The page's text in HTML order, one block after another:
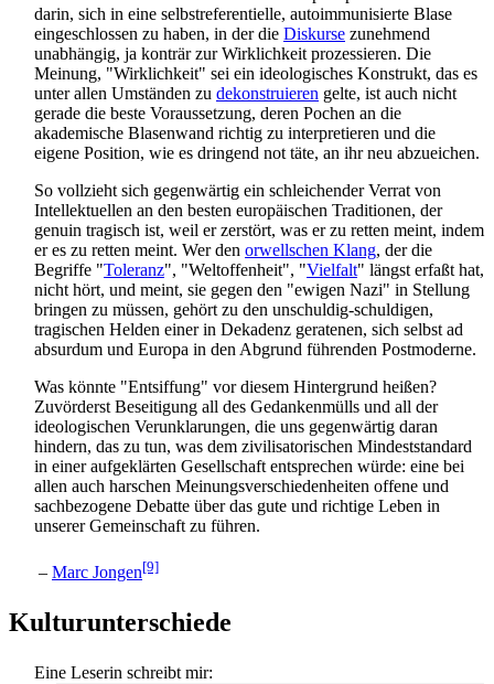
darin, sich in eine selbst­referentielle, auto­immunisierte Blase
eingeschlossen zu haben, in der die Diskurse zunehmend
unabhängig, ja konträr zur Wirklichkeit prozessieren. Die
Meinung, "Wirklichkeit" sei ein ideologisches Konstrukt, das es
unter allen Umständen zu dekonstruieren gelte, ist auch nicht
gerade die beste Voraussetzung, deren Pochen an die
akademische Blasenwand richtig zu interpretieren und die
eigene Position, wie es dringend not täte, an ihr neu abzueichen.
So vollzieht sich gegenwärtig ein schleichender Verrat von
Intellektuellen an den besten europäischen Traditionen, der
genuin tragisch ist, weil er zerstört, was er zu retten meint, indem
er es zu retten meint. Wer den orwellschen Klang, der die
Begriffe "Toleranz", "Welt­offenheit", "Vielfalt" längst erfaßt hat,
nicht hört, und meint, sie gegen den "ewigen Nazi" in Stellung
bringen zu müssen, gehört zu den unschuldig-schuldigen,
tragischen Helden einer in Dekadenz geratenen, sich selbst ad
absurdum und Europa in den Abgrund führenden Postmoderne.
Was könnte "Entsiffung" vor diesem Hintergrund heißen?
Zuvörderst Beseitigung all des Gedanken­mülls und all der
ideologischen Verunklarungen, die uns gegenwärtig daran
hindern, das zu tun, was dem zivilisatorischen Mindest­standard
in einer auf­geklärten Gesellschaft entsprechen würde: eine bei
allen auch harschen Meinungs­verschieden­heiten offene und
sach­bezogene Debatte über das gute und richtige Leben in
unserer Gemeinschaft zu führen.
– Marc Jongen[9]
Kulturunterschiede
Eine Leserin schreibt mir: